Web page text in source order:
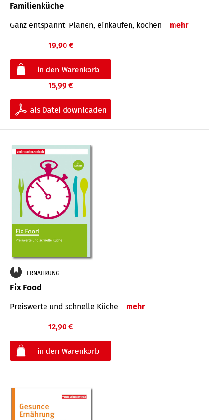
Familienküche
Ganz entspannt: Planen, einkaufen, kochen mehr
19,90 €
15,99 €
ERNÄHRUNG
Fix Food
Preiswerte und schnelle Küche mehr
12,90 €